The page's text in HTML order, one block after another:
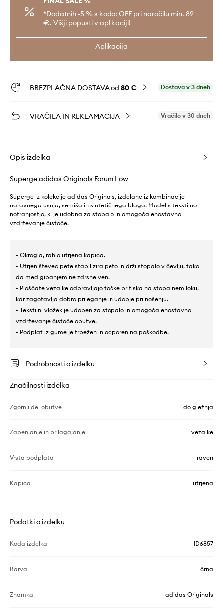
*Dodatnih -5 % s kodo: OFF pri naročilu min. 89
€. Višji popusti v aplikaciji!
Aplikacija
BREZPLAČNA DOSTAVA od 80 € Dostava v 3 dneh
VRAČILA IN REKLAMACIJA Vračilo v 30 dneh
Opis izdelka
Superge adidas Originals Forum Low
Superge iz kolekcije adidas Originals, izdelane iz kombinacije
naravnega usnja, semiša in sintetičnega blaga. Model s tekstilno
notranjostjo, ki je udobna za stopalo in omogoča enostavno
vzdrževanje čistoče.
- Okrogla, rahlo utrjena kapica.
- Utrjen števec pete stabilizira peto in drži stopalo v čevlju, tako
da med gibanjem ne zdrsne ven.
- Ploščate vezalke odpravljajo točke pritiska na stopalnem loku,
kar zagotavlja dobro prileganje in udobje pri nošenju.
- Tekstilni vložek je udoben za stopalo in omogoča enostavno
vzdrževanje čistoče obutve.
- Podplat iz gume je trpežen in odporen na poškodbe.
Podrobnosti o izdelku
Značilnosti izdelka
Zgornji del obutve do gležnja
Zapenjanje in prilagajanje vezalke
Vrsta podplata raven
Kapica utrjena
Podatki o izdelku
Koda izdelka ID6857
Barva črna
Znamka adidas Originals